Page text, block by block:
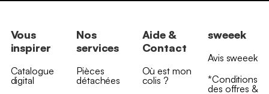
Vous
inspirer
Catalogue
digital
Nos
services
Pièces
détachées
Aide &
Contact
Où est mon
colis ?
sweeek
Avis sweeek
*Conditions
des offres &